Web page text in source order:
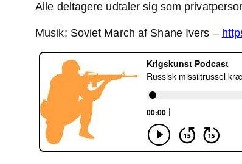
Alle deltagere udtaler sig som
Musik: Soviet March af Shane Ivers –